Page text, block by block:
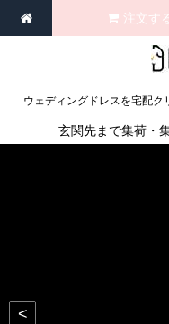
ウェディングドレスを宅配ク
注文す
玄関先まで集荷・
<